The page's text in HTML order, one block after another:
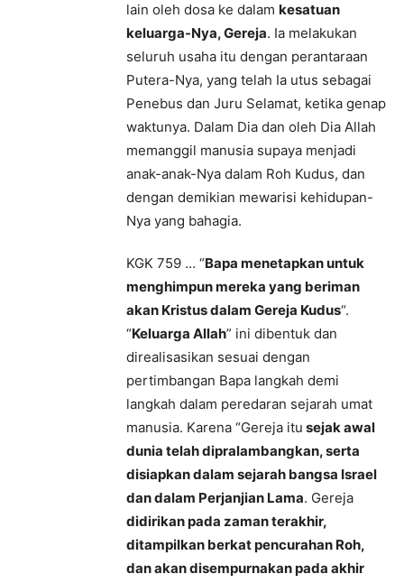
lain oleh dosa ke dalam kesatuan
keluarga-Nya, Gereja. Ia melakukan
seluruh usaha itu dengan perantaraan
Putera-Nya, yang telah Ia utus sebagai
Penebus dan Juru Selamat, ketika genap
waktunya. Dalam Dia dan oleh Dia Allah
memanggil manusia supaya menjadi
anak-anak-Nya dalam Roh Kudus, dan
dengan demikian mewarisi kehidupan-
Nya yang bahagia.
KGK 759 … “Bapa menetapkan untuk
menghimpun mereka yang beriman
akan Kristus dalam Gereja Kudus“.
“Keluarga Allah” ini dibentuk dan
direalisasikan sesuai dengan
pertimbangan Bapa langkah demi
langkah dalam peredaran sejarah umat
manusia. Karena “Gereja itu sejak awal
dunia telah dipralambangkan, serta
disiapkan dalam sejarah bangsa Israel
dan dalam Perjanjian Lama. Gereja
didirikan pada zaman terakhir,
ditampilkan berkat pencurahan Roh,
dan akan disempurnakan pada akhir